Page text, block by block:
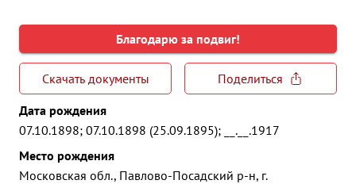
Благодарю за подвиг!
Скачать документы
Поделиться
Дата рождения
07.10.1898; 07.10.1898 (25.09.1895); __.__.1917
Место рождения
Московская обл., Павлово-Посадский р-н, г.